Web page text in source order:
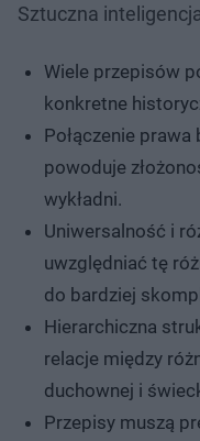
Sztuczna
Wiele przepisów
konkretne
Połączenie
powoduje
wykładni.
Uniwersalność i
uwzględniać tę
do bardziej
Hierarchiczna
relacje między
duchownej i
Przepisy muszą